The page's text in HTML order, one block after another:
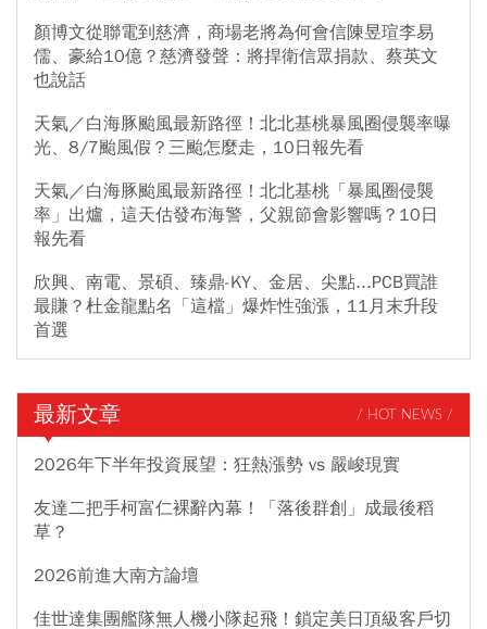
顏博文從聯電到慈濟，商場老將為何會信陳昱瑄李易
儒、豪給10億？慈濟發聲：將捍衛信眾捐款、蔡英文
也說話
天氣／白海豚颱風最新路徑！北北基桃暴風圈侵襲率曝
光、8/7颱風假？三颱怎麼走，10日報先看
天氣／白海豚颱風最新路徑！北北基桃「暴風圈侵襲
率」出爐，這天估發布海警，父親節會影響嗎？10日
報先看
欣興、南電、景碩、臻鼎-KY、金居、尖點...PCB買誰
最賺？杜金龍點名「這檔」爆炸性強漲，11月末升段
首選
最新文章 / HOT NEWS /
2026年下半年投資展望：狂熱漲勢 vs 嚴峻現實
友達二把手柯富仁裸辭內幕！「落後群創」成最後稻
草？
2026前進大南方論壇
佳世達集團艦隊無人機小隊起飛！鎖定美日頂級客戶切